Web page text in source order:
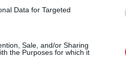
Data for Targeted
Sale, and/or Sharing
the Purposes for which it
ügyében” –